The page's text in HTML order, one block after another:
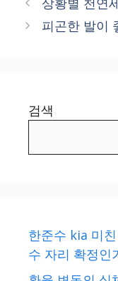
피곤한 발이
검색
한준수 kia 미
수 자리 확정인